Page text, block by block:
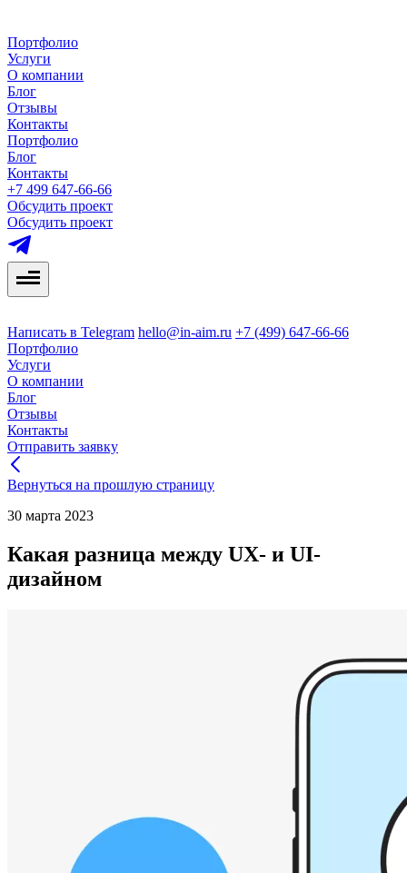
Портфолио
Услуги
О компании
Блог
Отзывы
Контакты
Портфолио
Блог
Контакты
+7 499 647-66-66
Обсудить проект
Обсудить проект
Написать в Telegram hello@in-aim.ru +7 (499) 647-66-66
Портфолио
Услуги
О компании
Блог
Отзывы
Контакты
Отправить заявку
Вернуться на прошлую страницу
30 марта 2023
Какая разница между UX- и UI-
дизайном